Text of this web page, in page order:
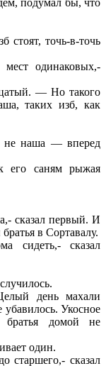
точь-в-точь
одинаковых,-
— Но такого
таких изб, как
не наша — вперед
его саням рыжая
сказал первый. И
в Сортавалу.
сидеть,- сказал
день махали
убавилось. Укосное
домой не
один.
старшего,- сказал